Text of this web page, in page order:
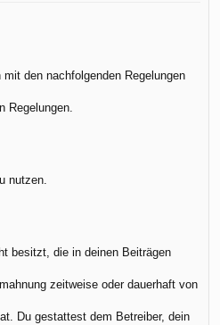
den nachfolgenden Regelungen
Regelungen.
nutzen.
besitzt, die in deinen Beiträgen
zeitweise oder dauerhaft von
Du gestattest dem Betreiber, dein